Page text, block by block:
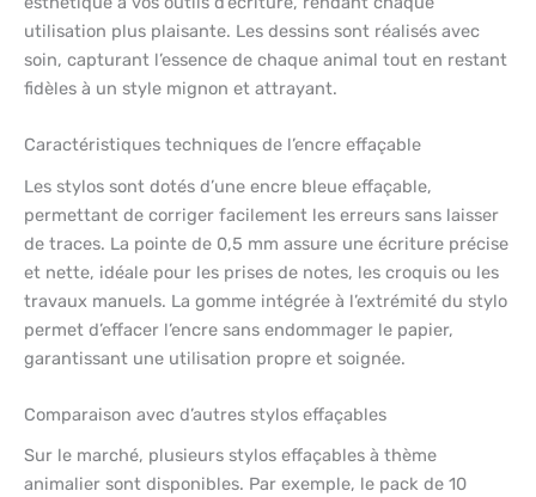
utilisation plus plaisante. Les dessins sont réalisés avec
soin, capturant l’essence de chaque animal tout en restant
fidèles à un style mignon et attrayant.
Caractéristiques techniques de l’encre effaçable
Les stylos sont dotés d’une encre bleue effaçable,
permettant de corriger facilement les erreurs sans laisser
de traces. La pointe de 0,5 mm assure une écriture précise
et nette, idéale pour les prises de notes, les croquis ou les
travaux manuels. La gomme intégrée à l’extrémité du stylo
permet d’effacer l’encre sans endommager le papier,
garantissant une utilisation propre et soignée.
Comparaison avec d’autres stylos effaçables
Sur le marché, plusieurs stylos effaçables à thème
animalier sont disponibles. Par exemple, le pack de 10